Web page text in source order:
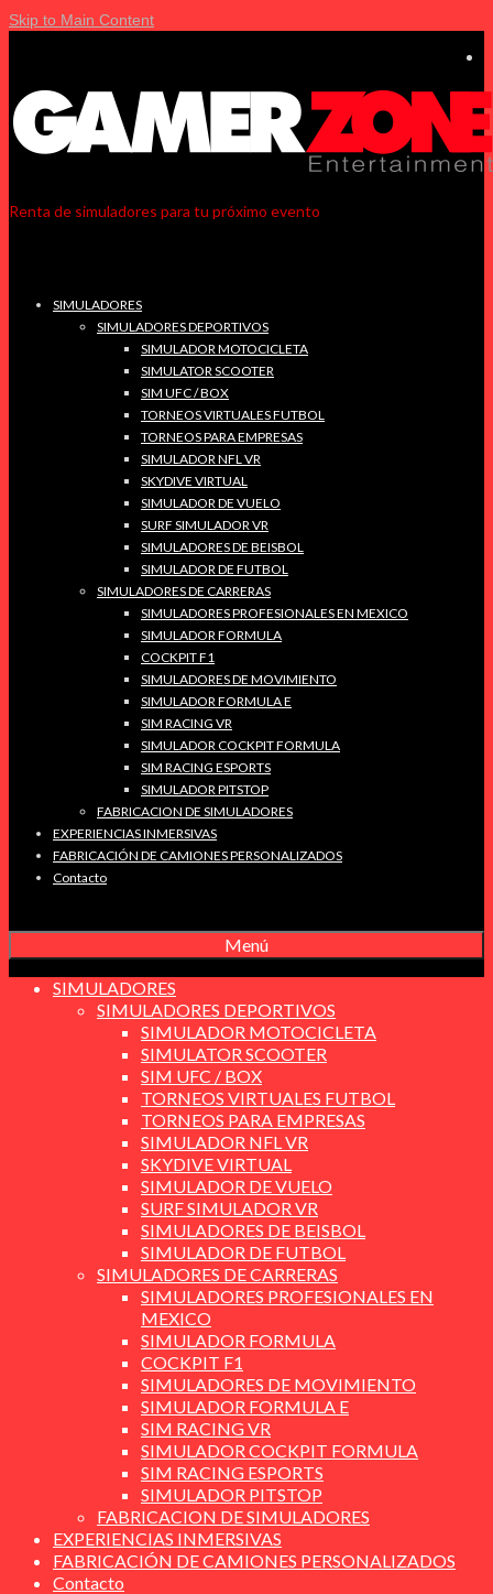
Skip to Main Content
Renta de simuladores para tu próximo evento
SIMULADORES
SIMULADORES DEPORTIVOS
SIMULADOR MOTOCICLETA
SIMULATOR SCOOTER
SIM UFC / BOX
TORNEOS VIRTUALES FUTBOL
TORNEOS PARA EMPRESAS
SIMULADOR NFL VR
SKYDIVE VIRTUAL
SIMULADOR DE VUELO
SURF SIMULADOR VR
SIMULADORES DE BEISBOL
SIMULADOR DE FUTBOL
SIMULADORES DE CARRERAS
SIMULADORES PROFESIONALES EN MEXICO
SIMULADOR FORMULA
COCKPIT F1
SIMULADORES DE MOVIMIENTO
SIMULADOR FORMULA E
SIM RACING VR
SIMULADOR COCKPIT FORMULA
SIM RACING ESPORTS
SIMULADOR PITSTOP
FABRICACION DE SIMULADORES
EXPERIENCIAS INMERSIVAS
FABRICACIÓN DE CAMIONES PERSONALIZADOS
Contacto
Menú
SIMULADORES
SIMULADORES DEPORTIVOS
SIMULADOR MOTOCICLETA
SIMULATOR SCOOTER
SIM UFC / BOX
TORNEOS VIRTUALES FUTBOL
TORNEOS PARA EMPRESAS
SIMULADOR NFL VR
SKYDIVE VIRTUAL
SIMULADOR DE VUELO
SURF SIMULADOR VR
SIMULADORES DE BEISBOL
SIMULADOR DE FUTBOL
SIMULADORES DE CARRERAS
SIMULADORES PROFESIONALES EN
MEXICO
SIMULADOR FORMULA
COCKPIT F1
SIMULADORES DE MOVIMIENTO
SIMULADOR FORMULA E
SIM RACING VR
SIMULADOR COCKPIT FORMULA
SIM RACING ESPORTS
SIMULADOR PITSTOP
FABRICACION DE SIMULADORES
EXPERIENCIAS INMERSIVAS
FABRICACIÓN DE CAMIONES PERSONALIZADOS
Contacto